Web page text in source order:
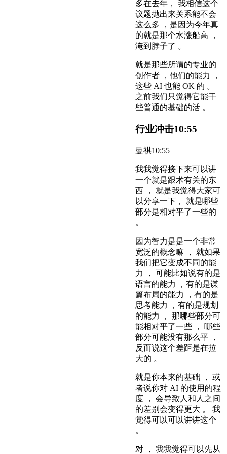
多在去年， 我相信这个
议题抛出来关系能不会
这么多 ，是因为今年真
的就是那个水涨船高 ，
淹到脖子了 。
就是那些所谓的专业的
创作者 ，他们的能力 ，
这些 AI 也能 OK 的 。
之前我们只觉得它能干
些普通的基础的活 。
行业冲击10:55
曼祺10:55
我我觉得接下来可以讲
一个就是跟术有关的东
西 ， 就是我觉得大家可
以分享一下， 就是哪些
部分是相对平了一些的
。
因为智力是是一个非常
宽泛的概念嘛 ， 就如果
我们把它变成不同的能
力 ， 可能比如说有的是
语言的能力 ，有的是谋
篇布局的能力 ，有的是
思考能力 ，有的是规划
的能力 ， 那哪些部分可
能相对平了一些 ， 哪些
部分可能没有那么平 ，
反而说这个差距是在拉
大的 。
就是你本来的基础 ， 或
者说你对 AI 的使用的程
度 ， 会导致人和人之间
的差别会变得更大 。 我
觉得可以可以讲讲这个
。
对 ， 我我觉得可以先从